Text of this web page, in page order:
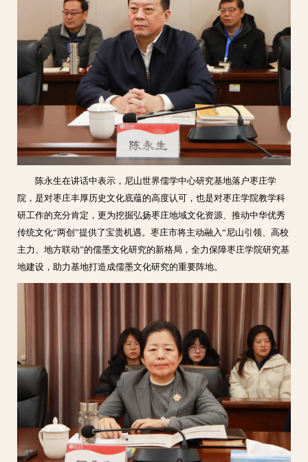
陈永生在讲话中表示，尼山世界儒学中心研究基地落户枣庄学
院，是对枣庄丰厚历史文化底蕴的高度认可，也是对枣庄学院教学科
研工作的充分肯定，更为挖掘弘扬枣庄地域文化资源、推动中华优秀
传统文化“两创”提供了宝贵机遇。枣庄市将主动融入“尼山引领、高校
主力、地方联动”的儒墨文化研究的新格局，全力保障枣庄学院研究基
地建设，助力基地打造成儒墨文化研究的重要阵地。